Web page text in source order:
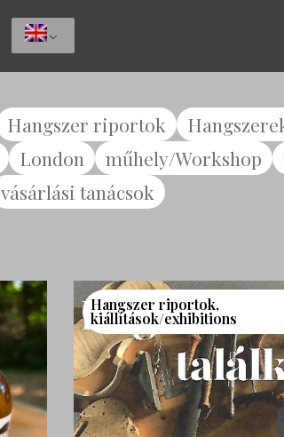
Hangszer riportok
London műhely/Workshop
vásárlási tanácsok
Hangszer riportok,
kiállítások/exhibitions